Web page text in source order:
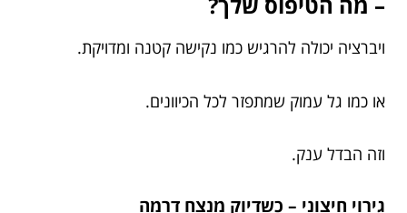
ויברציה יכולה להרגיש כמו נקישה קטנה ומדויקת.
או כמו גל עמוק שמתפזר לכל הכיוונים.
וזה הבדל ענק.
גירוי חיצוני – כשדיוק מנצח דרמה